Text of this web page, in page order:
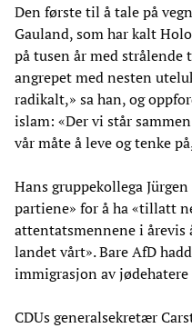
Den første til å tale på
Gauland, som har kalt
på tusen år med strålende
angrepet med nesten
radikalt,» sa han, og
islam: «Der vi står
vår måte å leve og tenke
Hans gruppekollega
partiene» for å ha «tillatt
attentatsmennene i
landet vårt». Bare AfD
immigrasjon av jødehatere
CDUs generalsekretær